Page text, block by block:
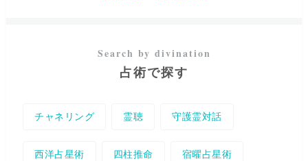
占術で探す
チャネリング 霊聴 守護霊対話
西洋占星術 四柱推命 宿曜占星術